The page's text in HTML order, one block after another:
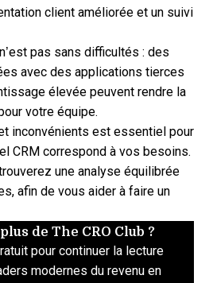
client améliorée et un suivi
pas sans difficultés : des
avec des applications tierces
élevée peuvent rendre la
votre équipe.
inconvénients est essentiel pour
CRM correspond à vos besoins.
une analyse équilibrée
afin de vous aider à faire un
de The CRO Club ?
pour continuer la lecture
modernes du revenu en